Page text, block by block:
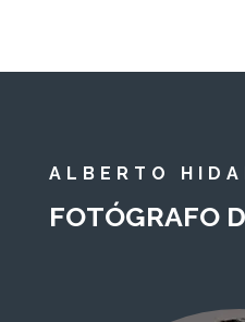
ALBERTO
FOTÓGRAFO